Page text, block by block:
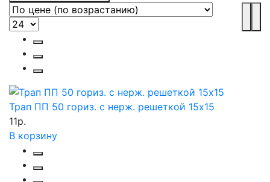
Трап ПП 50 гориз. с нерж. решеткой 15х15
11р.
В корзину